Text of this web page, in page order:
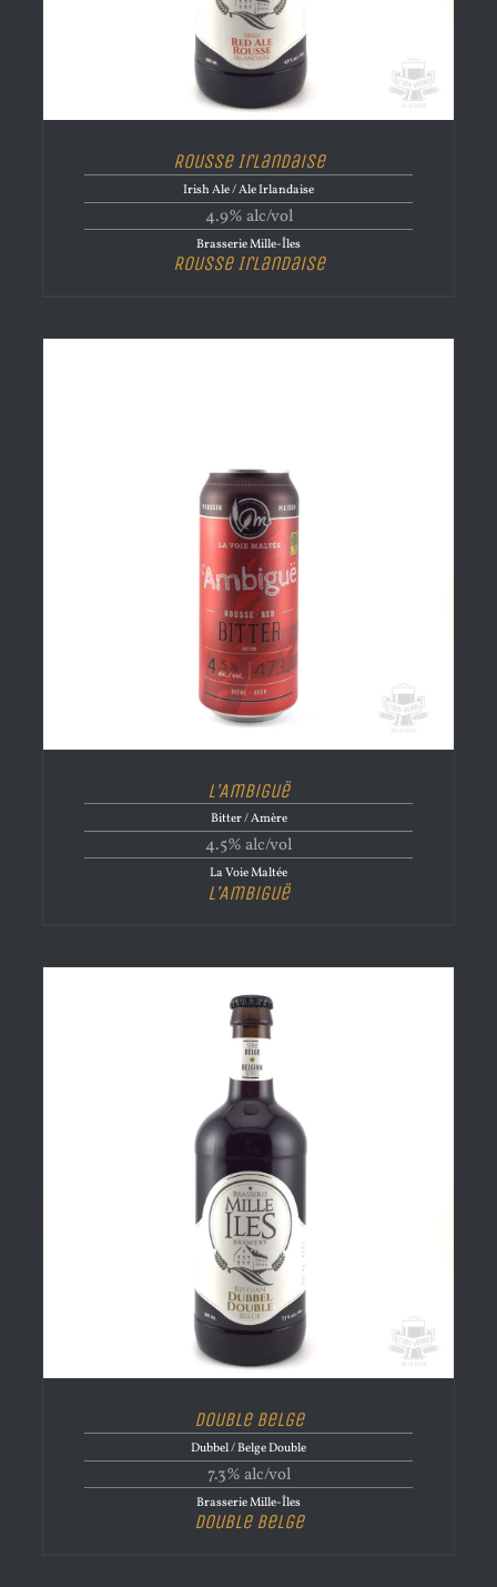
Rousse Irlandaise
Irish Ale / Ale Irlandaise
4.9% alc/vol
Brasserie Mille-Îles
Rousse Irlandaise
L’Ambiguë
Bitter / Amère
4.5% alc/vol
La Voie Maltée
L’Ambiguë
Double Belge
Dubbel / Belge Double
7.3% alc/vol
Brasserie Mille-Îles
Double Belge